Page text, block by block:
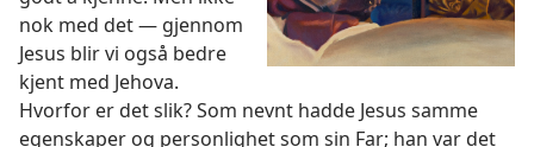
nok med det — gjennom
Jesus blir vi også bedre
kjent med Jehova.
Hvorfor er det slik? Som nevnt hadde Jesus samme
egenskaper og personlighet som sin Far; han var det